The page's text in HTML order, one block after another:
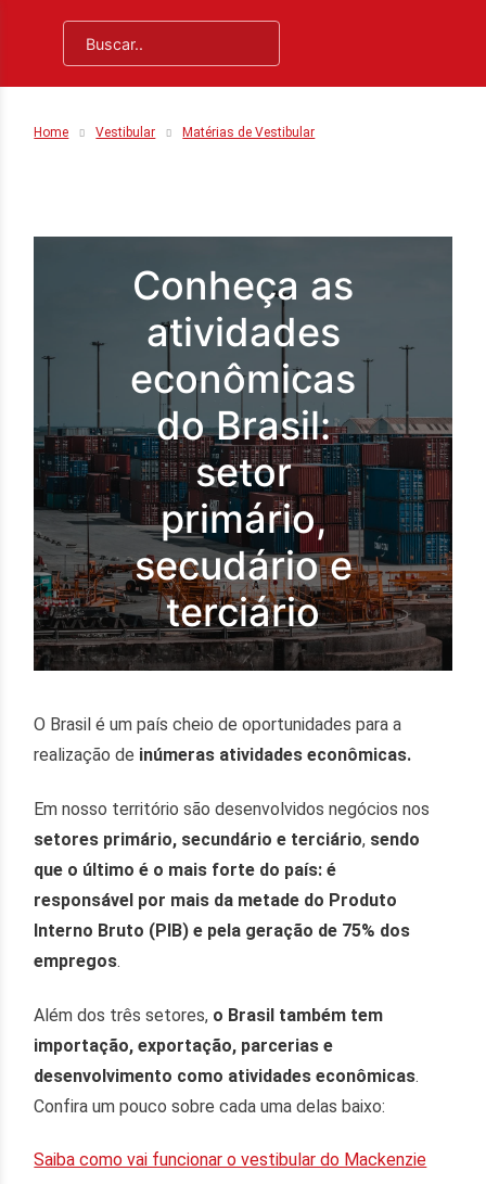
Home Vestibular Matérias de Vestibular
Conheça as
atividades
econômicas
do Brasil:
setor
primário,
secudário e
terciário
O Brasil é um país cheio de oportunidades para a
realização de inúmeras atividades econômicas.
Em nosso território são desenvolvidos negócios nos
setores primário, secundário e terciário, sendo
que o último é o mais forte do país: é
responsável por mais da metade do Produto
Interno Bruto (PIB) e pela geração de 75% dos
empregos.
Além dos três setores, o Brasil também tem
importação, exportação, parcerias e
desenvolvimento como atividades econômicas.
Confira um pouco sobre cada uma delas baixo:
Saiba como vai funcionar o vestibular do Mackenzie